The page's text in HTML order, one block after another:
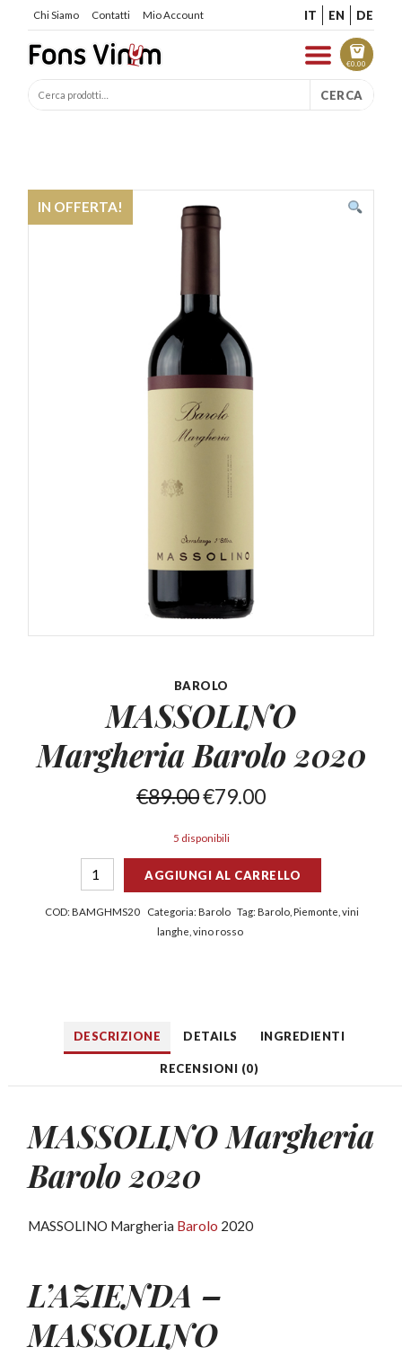
Chi Siamo Contatti Mio Account IT EN DE
€0.00
CERCA
IN OFFERTA!
BAROLO
MASSOLINO
MargheriaBarolo 2020
€89.00€79.00
5 disponibili
AGGIUNGI AL CARRELLO
COD:BAMGHMS20 Categoria: Barolo Tag:Barolo ,Piemonte ,vini
langhe vino rosso
DESCRIZIONE DETAILS INGREDIENTI
RECENSIONI (0)
MASSOLINO Margheria
Barolo 2020
MASSOLINO Margheria Barolo 2020
L’AZIENDA –
MASSOLINO